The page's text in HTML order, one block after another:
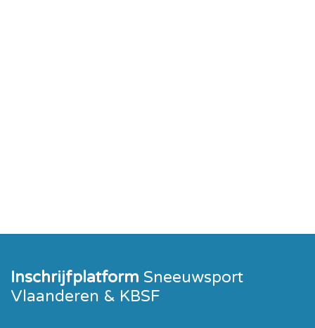
Inschrijfplatform Sneeuwsport
Vlaanderen & KBSF